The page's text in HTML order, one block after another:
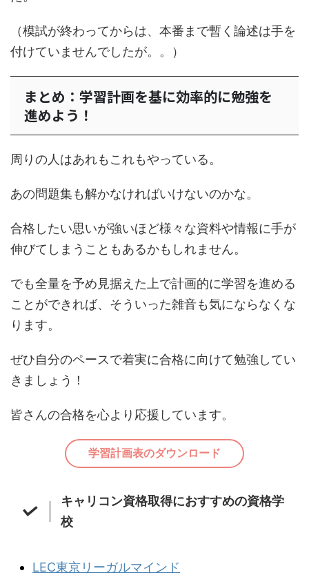
（模試が終わってからは、本番まで暫く論述は手を
付けていませんでしたが。。）
まとめ：学習計画を基に効率的に勉強を
進めよう！
周りの人はあれもこれもやっている。
あの問題集も解かなければいけないのかな。
合格したい思いが強いほど様々な資料や情報に手が
伸びてしまうこともあるかもしれません。
でも全量を予め見据えた上で計画的に学習を進める
ことができれば、そういった雑音も気にならなくな
ります。
ぜひ自分のペースで着実に合格に向けて勉強してい
きましょう！
皆さんの合格を心より応援しています。
学習計画表のダウンロード
キャリコン資格取得におすすめの資格学
校
LEC東京リーガルマインド